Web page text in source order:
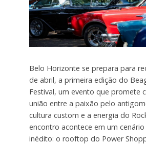
Belo Horizonte se prepara para
de abril, a primeira edição do
Festival, um evento que promete
união entre a paixão pelo
cultura custom e a energia do
encontro acontece em um
inédito: o rooftop do Power